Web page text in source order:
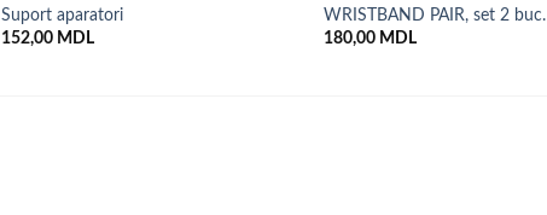
Suport aparatori
152,00 MDL
WRISTBAND PAIR, set 2 buc.
180,00 MDL